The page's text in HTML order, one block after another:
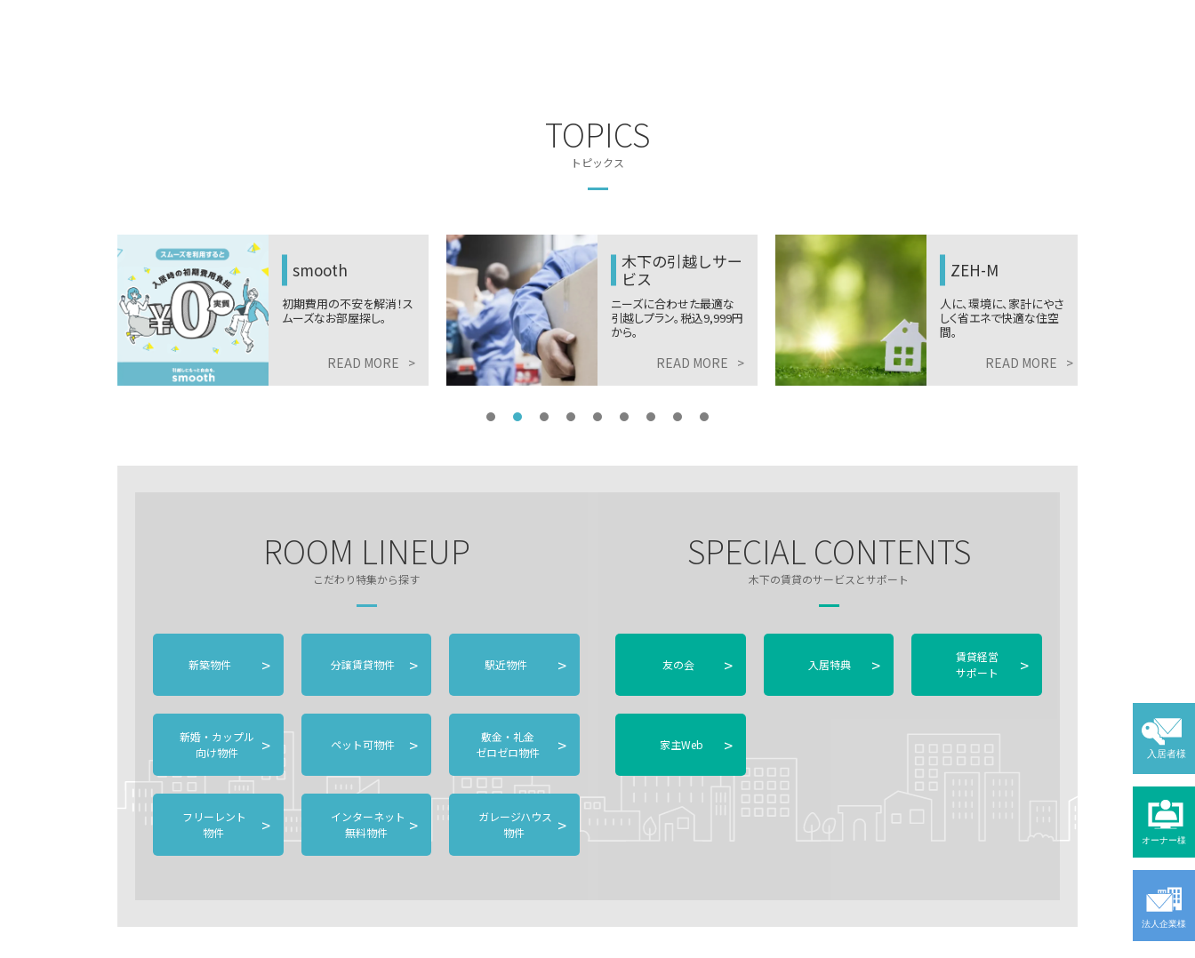
入居者様
オーナー様
法人企業様
TOPICS
トピックス
smooth
初期費用の不安を解消！ス
ムーズなお部屋探し。
READ MORE >
木下の引越しサー
ビス
ニーズに合わせた最適な
引越しプラン。税込9,999円
から。
READ MORE >
ZEH-M
人に、環境に、家計にやさ
しく省エネで快適な住空
間。
READ MORE >
ROOM LINEUP
こだわり特集から探す
新築物件 > 分譲賃貸物件 > 駅近物件 >
新婚・カップル
向け物件
> ペット可物件 >
敷金・礼金
ゼロゼロ物件
>
フリーレント
物件
>
インターネット
無料物件
>
ガレージハウス
物件
>
SPECIAL CONTENTS
木下の賃貸のサービスとサポート
友の会 > 入居特典 >
賃貸経営
サポート
>
家主Web >